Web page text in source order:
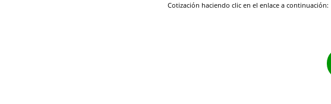
Cotización haciendo clic en el enlace a continuación: